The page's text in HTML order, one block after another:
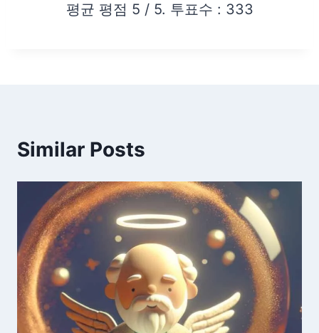
평균 평점 5 / 5. 투표수 : 333
Similar Posts